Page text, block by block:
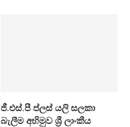
ජී.එස්.පී ප්ලස් යලි සලකා
බැලීම අභිමුව ශ්‍රී ලාංකීය